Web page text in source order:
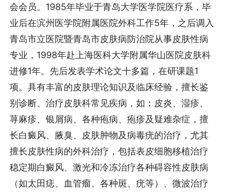
会会员。1985年毕业于青岛大学医学院医疗系，毕
业后在滨州医学院附属医院外科工作5年，之后调入
青岛市立医院暨青岛市皮肤病防治院从事皮肤性病
专业，1998年赴上海医科大学附属华山医院皮肤科
进修1年。先后发表学术论文十多篇，在研课题1
项。具有丰富的皮肤理论知识及临床经验，擅长鉴
别诊断、治疗皮肤科常见疾病，如：皮炎、湿疹、
荨麻疹、银屑病、各种疱病、疱疹及疑难杂症，擅
长白癜风、腋臭、皮肤肿物及病毒疣的治疗，尤其
擅长皮肤性病的外科治疗，包括表皮细胞移植治疗
稳定期白癜风、激光和冷冻治疗各种碍容性皮肤病
（如太田痣、血管瘤、各种斑、疣等）、微波治疗